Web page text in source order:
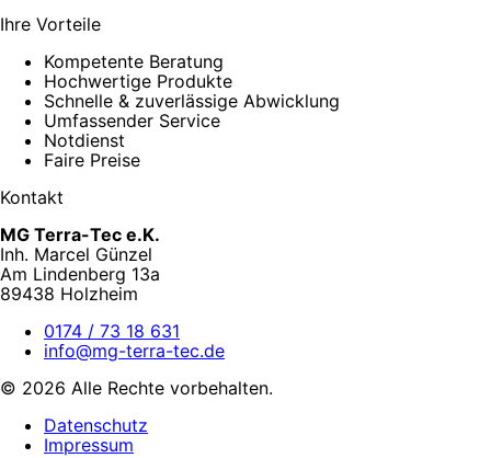
Ihre Vorteile
Kompetente Beratung
Hochwertige Produkte
Schnelle & zuverlässige Abwicklung
Umfassender Service
Notdienst
Faire Preise
Kontakt
MG Terra-Tec e.K.
Inh. Marcel Günzel
Am Lindenberg 13a
89438 Holzheim
0174 / 73 18 631
info@mg-terra-tec.de
© 2026 Alle Rechte vorbehalten.
Datenschutz
Impressum